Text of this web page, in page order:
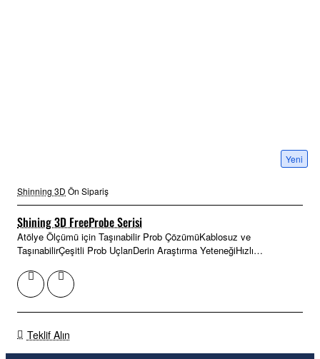
Yeni
Shinning 3D Ön Sipariş
Shining 3D FreeProbe Serisi
Atölye Ölçümü için Taşınabilir Prob ÇözümüKablosuz ve
TaşınabilirÇeşitli Prob UçlarıDerin Araştırma YeteneğiHızlı
Teklif Alın